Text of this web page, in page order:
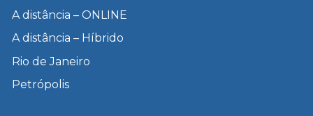
A distância – ONLINE
A distância – Híbrido
Rio de Janeiro
Petrópolis